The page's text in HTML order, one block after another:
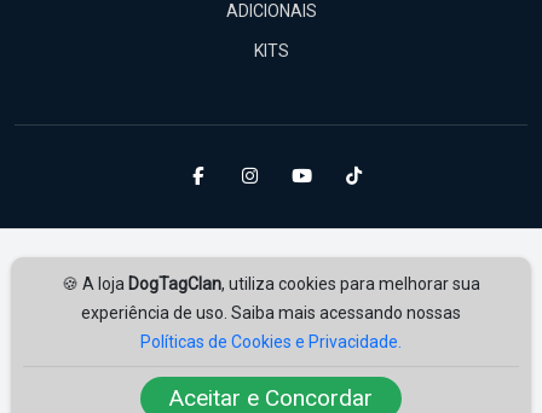
🍪 A loja DogTagClan, utiliza cookies para melhorar sua
experiência de uso. Saiba mais acessando nossas
Políticas de Cookies e Privacidade.
Aceitar e Concordar
ADICIONAIS
KITS
Desenvolvido porAmplie Soluções
ampliesolucoes.com.br